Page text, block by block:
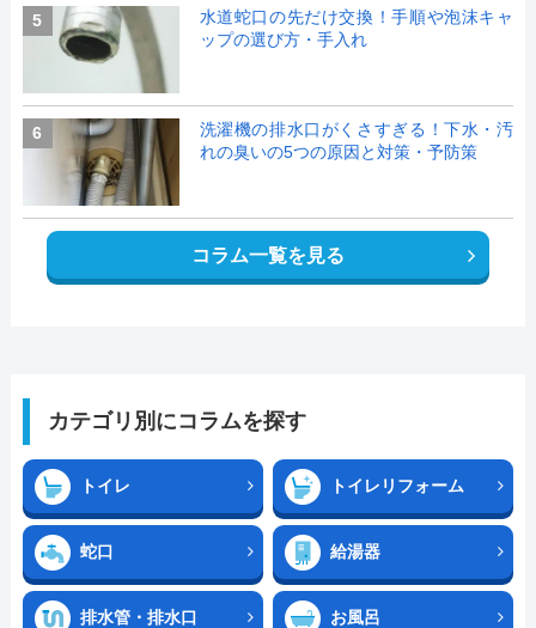
5
水道蛇口の先だけ交換！手順や泡沫キャ
ップの選び方・手入れ
6
洗濯機の排水口がくさすぎる！下水・汚
れの臭いの5つの原因と対策・予防策
コラム一覧を見る
カテゴリ別にコラムを探す
トイレ トイレリフォーム
蛇口 給湯器
排水管・排水口 お風呂